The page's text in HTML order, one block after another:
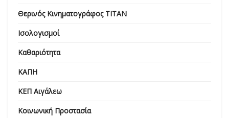
Θερινός Κινηματογράφος ΤΙΤΑΝ
Ισολογισμοί
Καθαριότητα
ΚΑΠΗ
ΚΕΠ Αιγάλεω
Κοινωνική Προστασία